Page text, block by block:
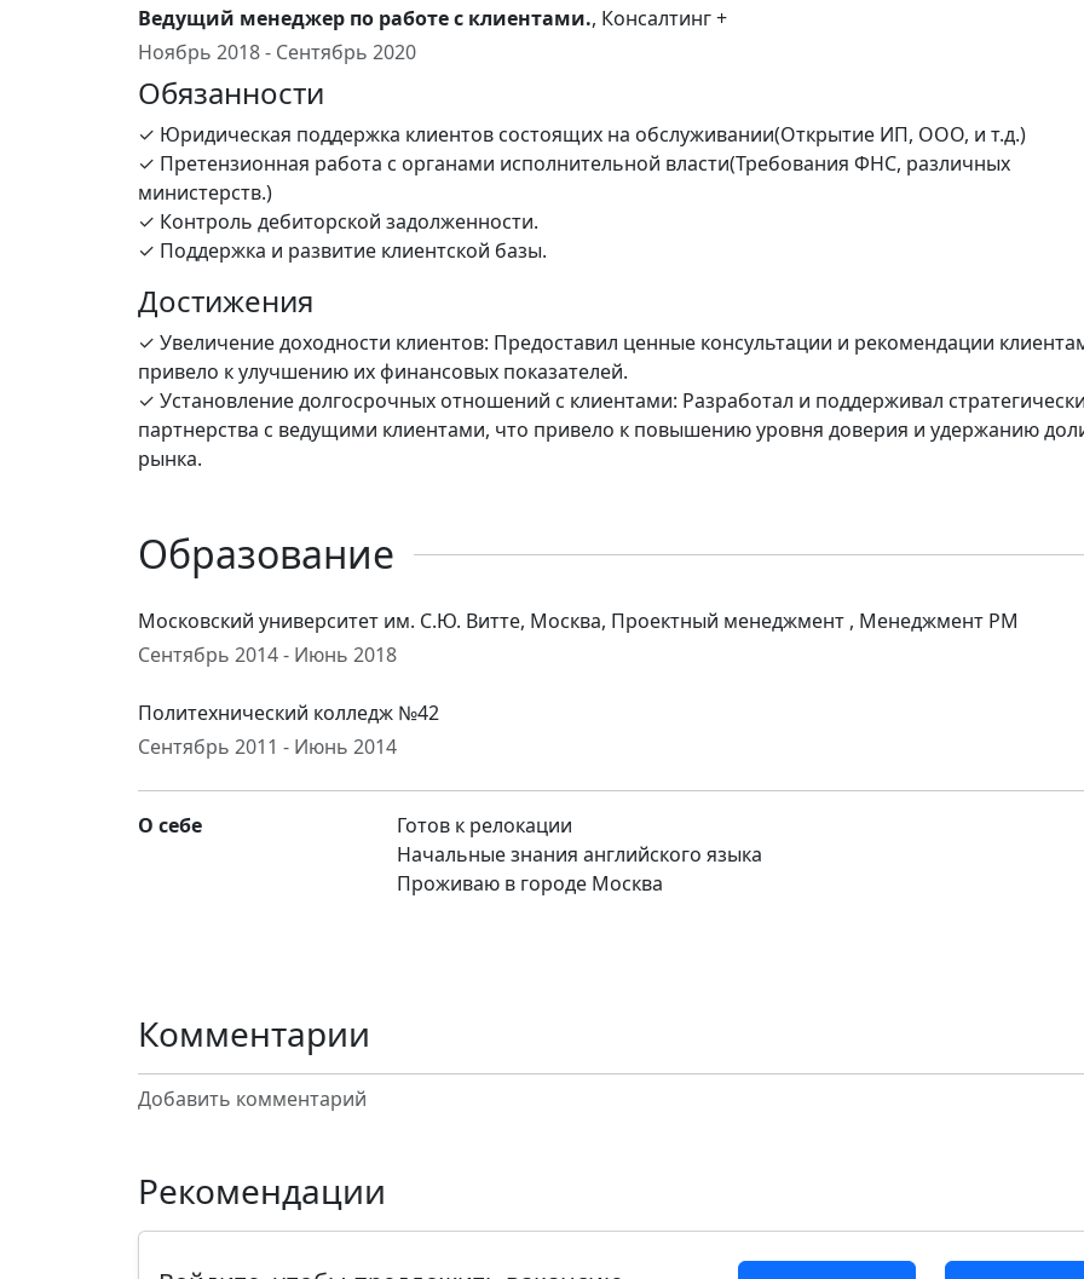
Ведущий менеджер по работе с клиентами., Консалтинг +
Ноябрь 2018 - Сентябрь 2020
Обязанности
✓ Юридическая поддержка клиентов состоящих на обслуживании(Открытие ИП, ООО, и т.д.)
✓ Претензионная работа с органами исполнительной власти(Требования ФНС, различных
министерств.)
✓ Контроль дебиторской задолженности.
✓ Поддержка и развитие клиентской базы.
Достижения
✓ Увеличение доходности клиентов: Предоставил ценные консультации и рекомендации
привело к улучшению их финансовых показателей.
✓ Установление долгосрочных отношений с клиентами: Разработал и поддерживал
партнерства с ведущими клиентами, что привело к повышению уровня доверия и удержанию
рынка.
Образование
Московский университет им. С.Ю. Витте, Москва, Проектный менеджмент , Менеджмент PM
Сентябрь 2014 - Июнь 2018
Политехнический колледж №42
Сентябрь 2011 - Июнь 2014
О себе
Готов к релокации
Начальные знания английского языка
Проживаю в городе Москва
Комментарии
Добавить комментарий
Рекомендации